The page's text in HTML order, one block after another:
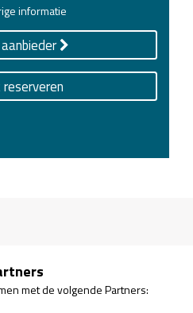
informatie
met de volgende Partners: